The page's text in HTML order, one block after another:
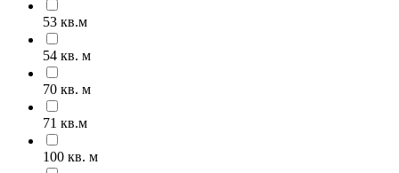
53 кв.м
54 кв. м
70 кв. м
71 кв.м
100 кв. м